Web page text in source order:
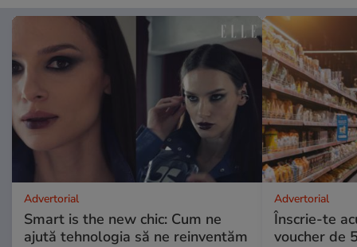
Advertorial
Smart is the new chic: Cum ne
ajută tehnologia să ne reinventăm
Advertorial
Înscrie-te
voucher de